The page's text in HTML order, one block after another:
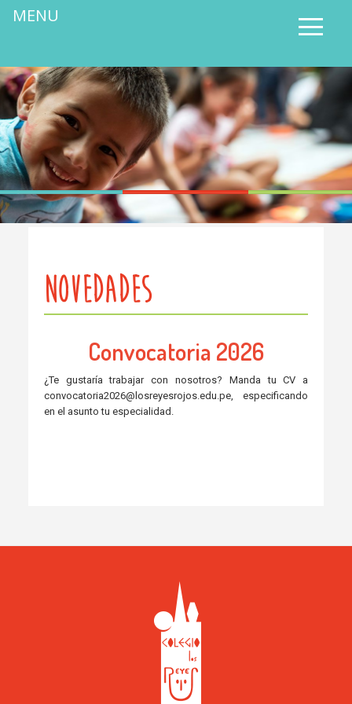
NOVEDADES
Convocatoria 2026
¿Te gustaría trabajar con nosotros? Manda tu CV a
convocatoria2026@losreyesrojos.edu.pe, especificando
en el asunto tu especialidad.
MENU